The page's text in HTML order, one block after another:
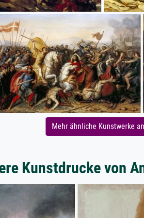
Mehr ähnliche Kunstwerke
Kunstdrucke von